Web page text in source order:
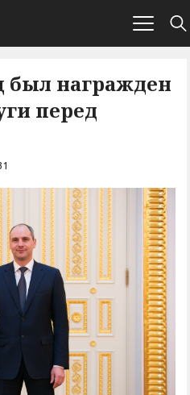
был награжден
перед